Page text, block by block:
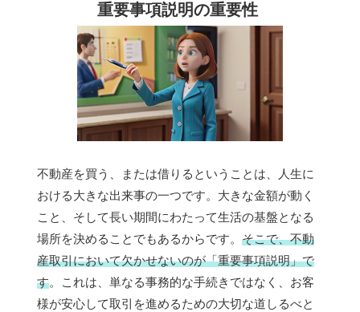
重要事項説明の重要性
不動産を買う、または借りるということは、人生に
おける大きな出来事の一つです。大きな金額が動く
こと、そして長い期間にわたって生活の基盤となる
場所を決めることでもあるからです。 そこで、不動
産取引において欠かせないのが「重要事項説明」で
す。これは、単なる事務的な手続きではなく、お客
様が安心して取引を進めるための大切な道しるべと